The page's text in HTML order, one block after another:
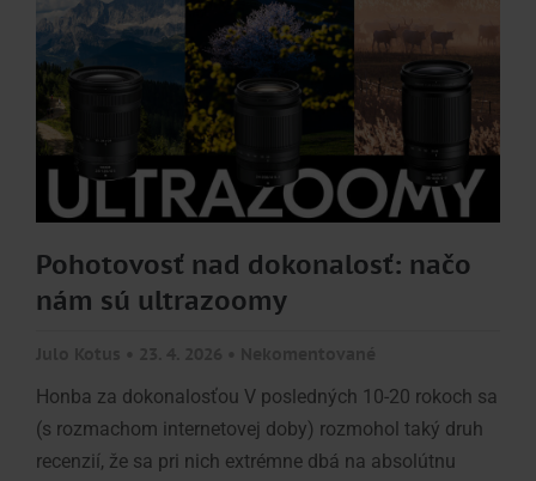
Pohotovosť nad dokonalosť: načo
nám sú ultrazoomy
Honba za dokonalosťou V posledných 10-20 rokoch sa
(s rozmachom internetovej doby) rozmohol taký druh
recenzií, že sa pri nich extrémne dbá na absolútnu